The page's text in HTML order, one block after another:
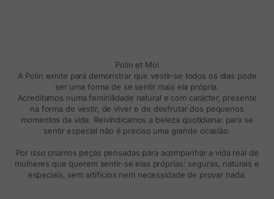
Polín et Moi
A Polin existe para demonstrar que vestir-se todos os dias pode
ser uma forma de se sentir mais ela própria.
Acreditamos numa feminilidade natural e com carácter, presente
na forma de vestir, de viver e de desfrutar dos pequenos
momentos da vida. Reivindicamos a beleza quotidiana: para se
sentir especial não é preciso uma grande ocasião.
Por isso criamos peças pensadas para acompanhar a vida real de
mulheres que querem sentir-se elas próprias: seguras, naturais e
especiais, sem artifícios nem necessidade de provar nada.